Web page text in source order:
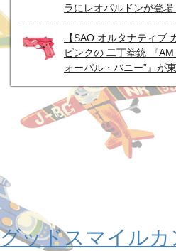
ラにレオパルドンが登場
【SAO オルタナティブ
ピンクの 二丁拳銃 『
ォーパル・バニー”』が
グッドスマイルカ